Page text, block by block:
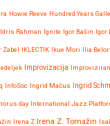
Howie Reeve Hundred Years
Idris Rahman Ignite Igor Bašin Igor
Zabel IKLECTIK Ikue Mori Ilia
Improvizacija
InfoSoc Ingrid Mačus Ingrid
day International Jazz
Irena Z Irena Z. Tomažin